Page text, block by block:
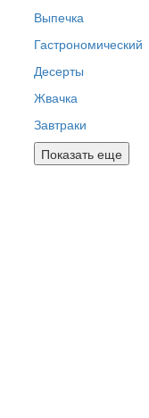
Выпечка
Гастрономический
Десерты
Жвачка
Завтраки
Показать еще